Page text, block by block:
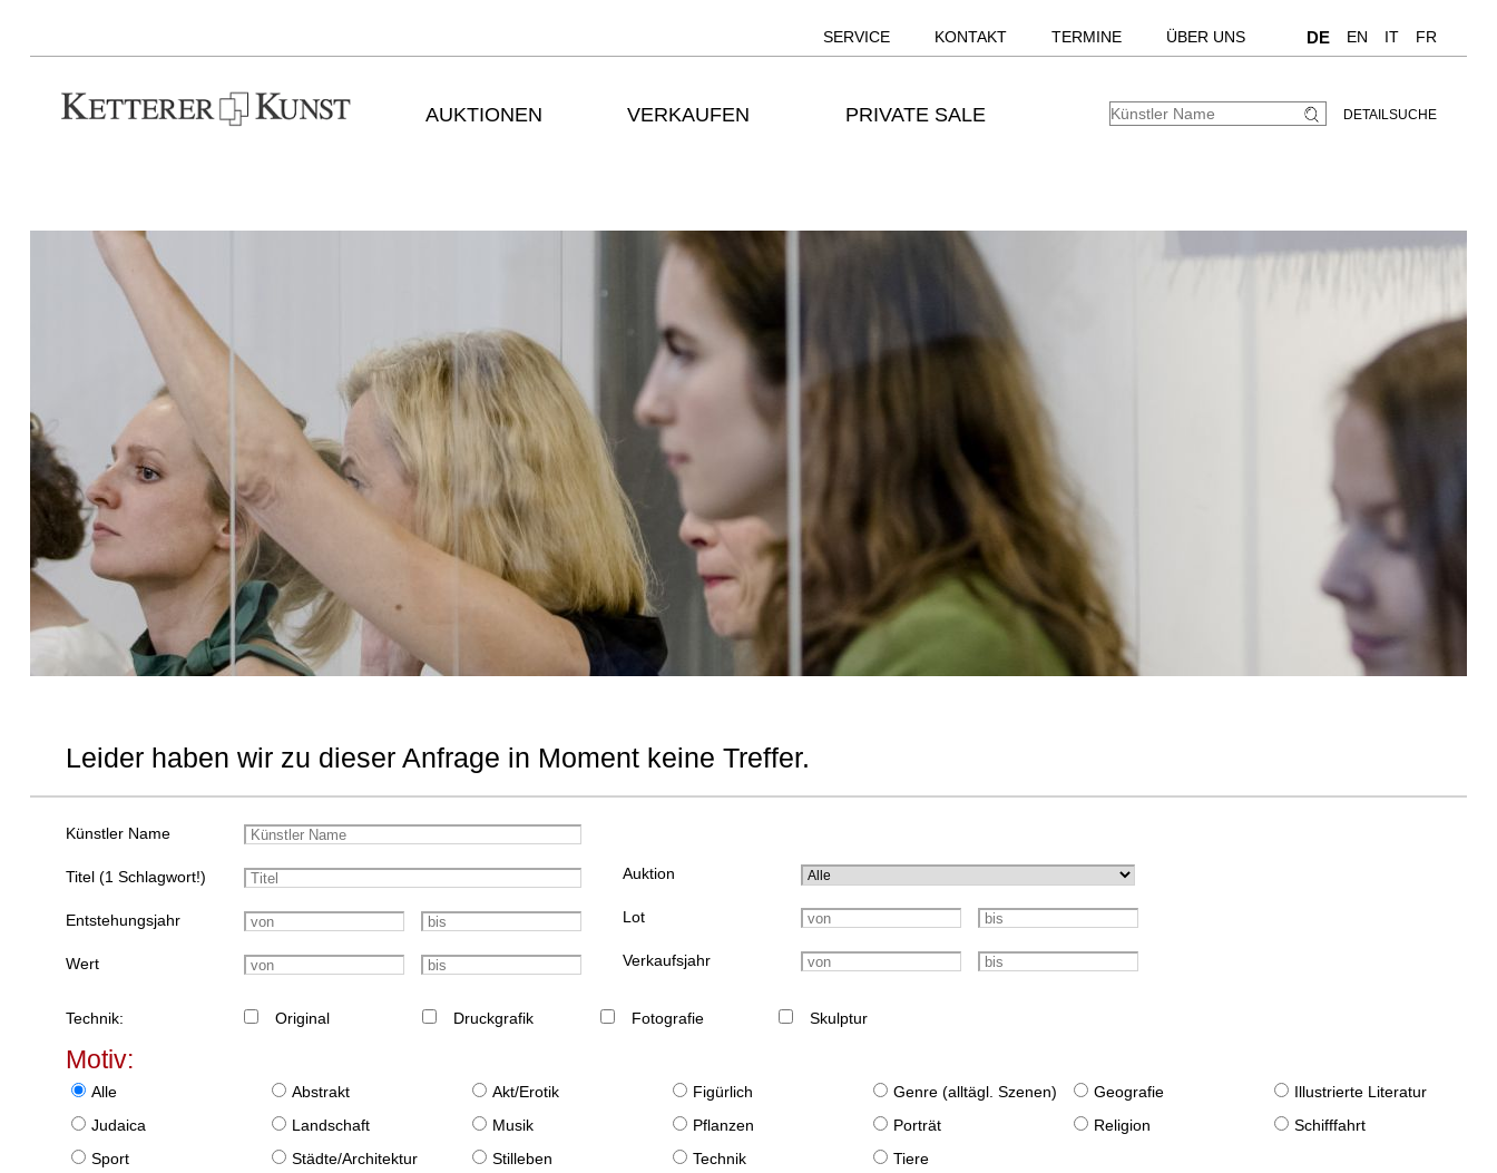
SERVICE KONTAKT TERMINE ÜBER UNS DE EN IT FR
AUKTIONEN VERKAUFEN PRIVATE SALE DETAILSUCHE
Leider haben wir zu dieser Anfrage in Moment keine Treffer.
Künstler Name
Titel (1 Schlagwort!)
Entstehungsjahr
Wert
Auktion
Lot
Verkaufsjahr
Technik: Original Druckgrafik Fotografie Skulptur
Motiv:
Alle Abstrakt Akt/Erotik Figürlich Genre (alltägl. Szenen) Geografie
Illustrierte Literatur
Judaica
Landschaft Musik Pflanzen Porträt Religion
Schifffahrt
Sport
Städte/Architektur Stilleben Technik Tiere